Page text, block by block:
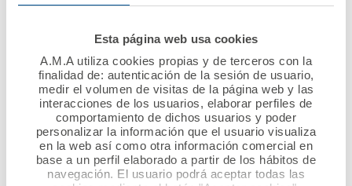
Esta página web usa cookies
A.M.A utiliza cookies propias y de terceros con la
finalidad de: autenticación de la sesión de usuario,
medir el volumen de visitas de la página web y las
interacciones de los usuarios, elaborar perfiles de
comportamiento de dichos usuarios y poder
personalizar la información que el usuario visualiza
en la web así como otra información comercial en
base a un perfil elaborado a partir de los hábitos de
navegación. El usuario podrá aceptar todas las
27 enero 2023
El Muy Ilustre Colegio
23 enero 2023
Los médicos de